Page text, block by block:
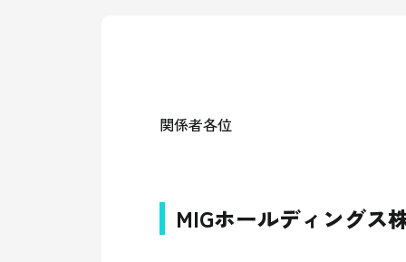
関係者各位
MIGホールディングス